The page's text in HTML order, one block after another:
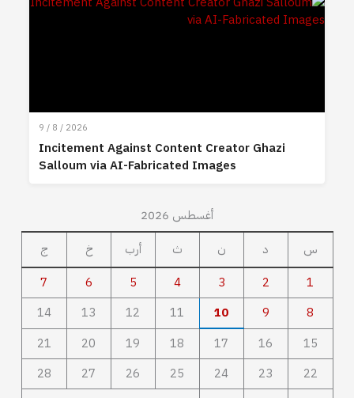
9 / 8 / 2026
Incitement Against Content Creator Ghazi
Salloum via AI-Fabricated Images
أغسطس 2026
س
د ن ث أرب خ
ج
1
2
3
4
5
6
7
8
9
10
11
12
13
14
15
16
17
18
19
20
21
22
23
24
25
26
27
28